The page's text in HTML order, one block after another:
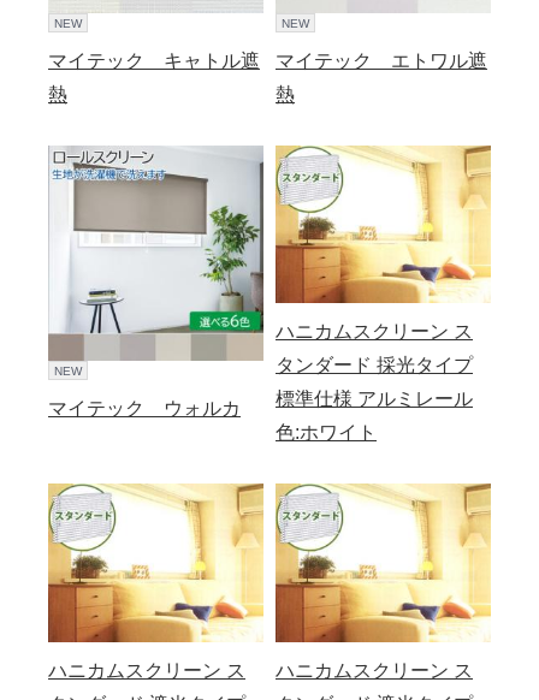
NEW
マイテック キャトル遮
熱
NEW
マイテック エトワル遮
熱
NEW
マイテック ウォルカ
ハニカムスクリーン ス
タンダード 採光タイプ
標準仕様 アルミレール
色:ホワイト
ハニカムスクリーン ス
ハニカムスクリーン ス